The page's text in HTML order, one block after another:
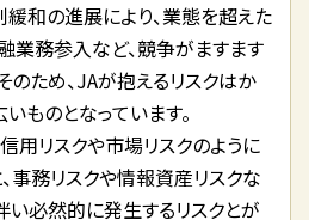
緩和の進展により、業態を超えた
業務参入など、競争がますます
のため、JAが抱えるリスクはか
ものとなっています。
用リスクや市場リスクのように
事務リスクや情報資産リスクな
い必然的に発生するリスクとが